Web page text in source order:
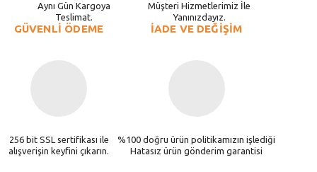
Aynı Gün Kargoya
Teslimat.
Müşteri Hizmetlerimiz İle
Yanınızdayız.
GÜVENLİ ÖDEME
256 bit SSL sertifikası ile
alışverişin keyfini çıkarın.
İADE VE DEĞİŞİM
%100 doğru ürün politikamızın işlediği
Hatasız ürün gönderim garantisi